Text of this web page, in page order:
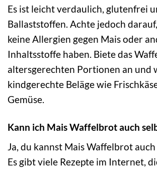
Es ist leicht verdaulich, glutenfrei
Ballaststoffen. Achte jedoch
keine Allergien gegen Mais oder
Inhaltsstoffe haben. Biete das
altersgerechten Portionen an und
kindgerechte Beläge wie
Gemüse.
Kann ich Mais Waffelbrot auch
Ja, du kannst Mais Waffelbrot
Es gibt viele Rezepte im Internet,